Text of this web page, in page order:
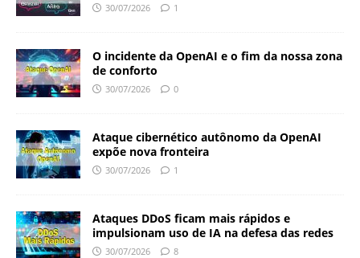
30/07/2026 1
O incidente da OpenAI e o fim da nossa zona
de conforto
30/07/2026 0
Ataque cibernético autônomo da OpenAI
expõe nova fronteira
30/07/2026 1
Ataques DDoS ficam mais rápidos e
impulsionam uso de IA na defesa das redes
30/07/2026 8